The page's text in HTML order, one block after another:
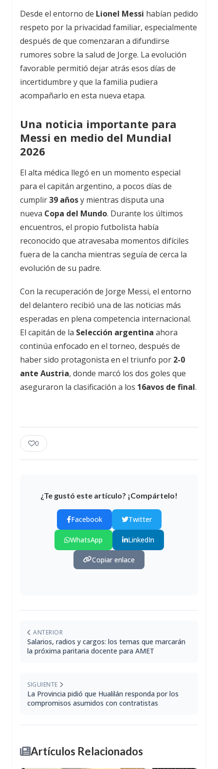
Desde el entorno de Lionel Messi habían pedido
respeto por la privacidad familiar, especialmente
después de que comenzaran a difundirse
rumores sobre la salud de Jorge. La evolución
favorable permitió dejar atrás esos días de
incertidumbre y que la familia pudiera
acompañarlo en esta nueva etapa.
Una noticia importante para
Messi en medio del Mundial
2026
El alta médica llegó en un momento especial
para el capitán argentino, a pocos días de
cumplir39 añosy mientras disputa una
nueva Copa del Mundo. Durante los últimos
encuentros, el propio futbolista había
reconocido que atravesaba momentos difíciles
fuera de la cancha mientras seguía de cerca la
evolución de su padre.
Con la recuperación de Jorge Messi, el entorno
del delantero recibió una de las noticias más
esperadas en plena competencia internacional.
El capitán de la Selección argentina ahora
continúa enfocado en el torneo, después de
haber sido protagonista en el triunfo por 2-0
ante Austria, donde marcó los dos goles que
aseguraron la clasificación a los 16avos de final.
0
¿Te gustó este artículo? ¡Compártelo!
Facebook Twitter
WhatsApp LinkedIn
Copiar enlace
ANTERIOR
Salarios, radios y cargos: los temas que marcarán
la próxima paritaria docente para AMET
SIGUIENTE
La Provincia pidió que Hualilán responda por los
compromisos asumidos con contratistas
Artículos Relacionados